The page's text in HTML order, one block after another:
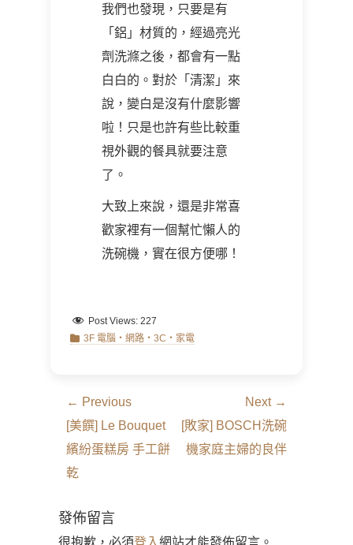
我們也發現，只要是有
「鋁」材質的，經過亮光
劑洗滌之後，都會有一點
白白的。對於「清潔」來
說，變白是沒有什麼影響
啦！只是也許有些比較重
視外觀的餐具就要注意
了。
大致上來說，還是非常喜
歡家裡有一個幫忙懶人的
洗碗機，實在很方便哪！
Post Views: 227
Categories
3F 電腦‧網路‧3C‧家電
文
章
導
覽
← Previous
Previous
post:
[美饌] Le Bouquet
繽紛蛋糕房 手工餅
乾
Next →
Next
post:
[敗家] BOSCH洗碗
機家庭主婦的良伴
發佈留言
很抱歉，必須登入 網站才能發佈留言。